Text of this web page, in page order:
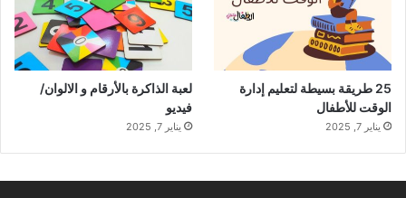
25 طريقة بسيطة لتعليم إدارة
الوقت للأطفال
يناير 7, 2025
لعبة الذاكرة بالأرقام و الالوان/
فيديو
يناير 7, 2025